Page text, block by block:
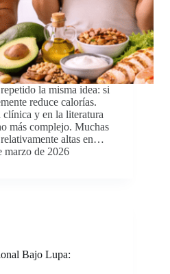
la misma idea: si
reduce calorías.
clínica y en la literatura
más complejo. Muchas
altas en…
marzo de 2026
Bajo Lupa: